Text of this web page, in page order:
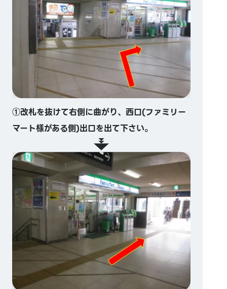
①改札を抜けて右側に曲がり、西口(ファミリー
マート様がある側)出口を出て下さい。